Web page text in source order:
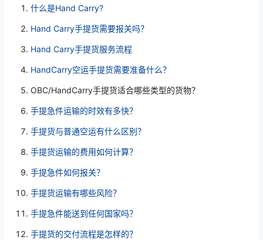
什么是Hand Carry?
Hand Carry手提货需要报关吗？
Hand Carry手提货服务流程
HandCarry空运手提货需要准备什么？
OBC/HandCarry手提货适合哪些类型的货物？
手提急件运输的时效有多快？
手提货与普通空运有什么区别？
手提货运输的费用如何计算？
手提急件如何报关？
手提货运输有哪些风险？
手提急件能送到任何国家吗？
手提货的交付流程是怎样的？